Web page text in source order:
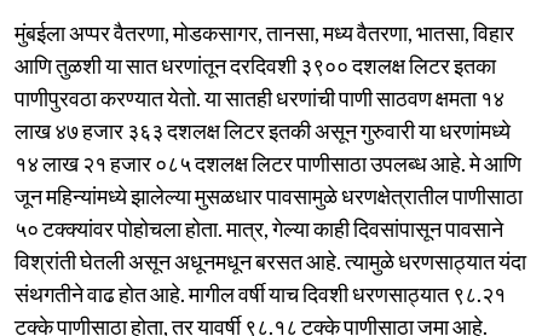
मुंबईला अप्पर वैतरणा, मोडकसागर, तानसा, मध्य वैतरणा, भातसा, विहार
आणि तुळशी या सात धरणांतून दरदिवशी ३९०० दशलक्ष लिटर इतका
पाणीपुरवठा करण्यात येतो. या सातही धरणांची पाणी साठवण क्षमता १४
लाख ४७ हजार ३६३ दशलक्ष लिटर इतकी असून गुरुवारी या धरणांमध्ये
१४ लाख २१ हजार ०८५ दशलक्ष लिटर पाणीसाठा उपलब्ध आहे. मे आणि
जून महिन्यांमध्ये झालेल्या मुसळधार पावसामुळे धरणक्षेत्रातील पाणीसाठा
५० टक्क्यांवर पोहोचला होता. मात्र, गेल्या काही दिवसांपासून पावसाने
विश्रांती घेतली असून अधूनमधून बरसत आहे. त्यामुळे धरणसाठ्यात यंदा
संथगतीने वाढ होत आहे. मागील वर्षी याच दिवशी धरणसाठ्यात ९८.२१
टक्के पाणीसाठा होता, तर यावर्षी ९८.१८ टक्के पाणीसाठा जमा आहे.